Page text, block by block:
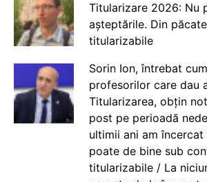
Titularizare 2026: Nu
așteptările. Din
titularizabile
Sorin Ion, întrebat
profesorilor care dau
Titularizarea, obțin
post pe perioadă
ultimii ani am
poate de bine sub
titularizabile / La